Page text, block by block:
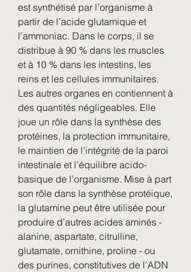
est synthétisé par l’organisme à
partir de l’acide glutamique et
l’ammoniac. Dans le corps, il se
distribue à 90 % dans les muscles
et à 10 % dans les intestins, les
reins et les cellules immunitaires.
Les autres organes en contiennent à
des quantités négligeables. Elle
joue un rôle dans la synthèse des
protéines, la protection immunitaire,
le maintien de l’intégrité de la paroi
intestinale et l’équilibre acido-
basique de l’organisme. Mise à part
son rôle dans la synthèse protéique,
la glutamine peut être utilisée pour
produire d’autres acides aminés -
alanine, aspartate, citrulline,
glutamate, ornithine, proline - ou
des purines, constitutives de l’ADN